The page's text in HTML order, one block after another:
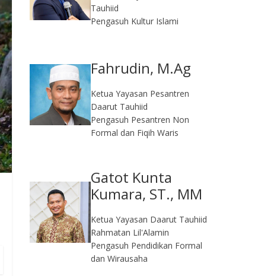
Tauhiid
Pengasuh Kultur Islami
Fahrudin, M.Ag​
Ketua Yayasan Pesantren
Daarut Tauhiid
Pengasuh Pesantren Non
Formal dan Fiqih Waris
Gatot Kunta
Kumara, ST., MM
Ketua Yayasan Daarut Tauhiid
Rahmatan Lil'Alamin
Pengasuh Pendidikan Formal
dan Wirausaha